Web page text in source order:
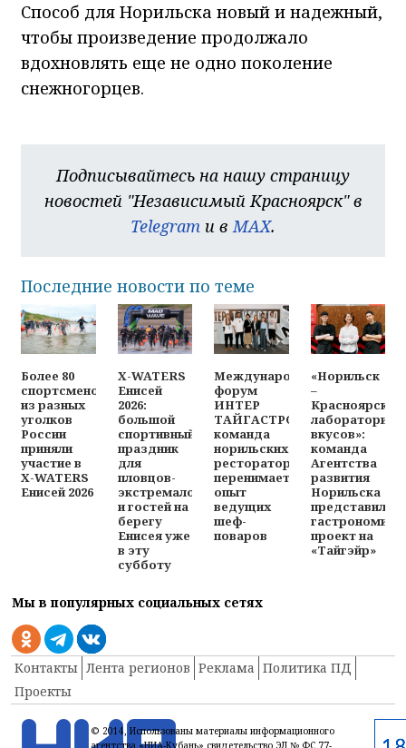
Способ для Норильска новый и надежный,
чтобы произведение продолжало
вдохновлять еще не одно поколение
снежногорцев.
Подписывайтесь на нашу страницу
новостей "Независимый Красноярск" в
Telegram и вMAX.
Последние новости по теме
Более 80
спортсменов
из разных
уголков
России
приняли
участие в
X-WATERS
Енисей 2026
X-WATERS
Енисей
2026:
большой
спортивный
праздник
для
пловцов-
экстремалов
и гостей на
берегу
Енисея уже
в эту
субботу
Международный
форум
ИНТЕР
ТАЙГАСТРО:
команда
норильских
рестораторов
перенимает
опыт
ведущих
шеф-
поваров
«Норильск
–
Красноярск:
лаборатория
вкусов»:
команда
Агентства
развития
Норильска
представила
проект на
«Тайгэйр»
Мы в популярных социальных сетях
Контакты Лента регионов Реклама Политика ПД
Проекты
© 2014, Использованы материалы информационного
агентства «НИА-Кубань» свидетельство ЭЛ № ФС 77-